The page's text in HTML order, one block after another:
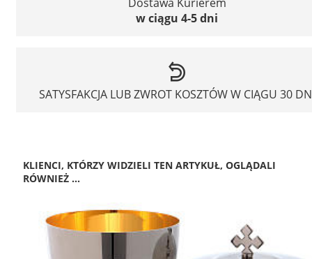
w ciągu 4-5 dni
SATYSFAKCJA LUB ZWROT KOSZTÓW W CIĄGU 30
KLIENCI, KTÓRZY WIDZIELI TEN ARTYKUŁ, OGLĄDALI
RÓWNIEŻ ...